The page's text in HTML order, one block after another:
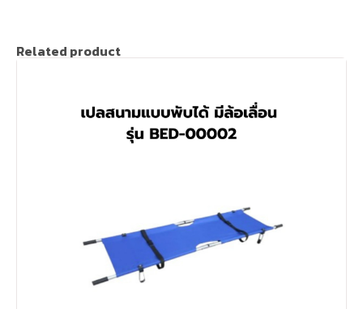
Related product